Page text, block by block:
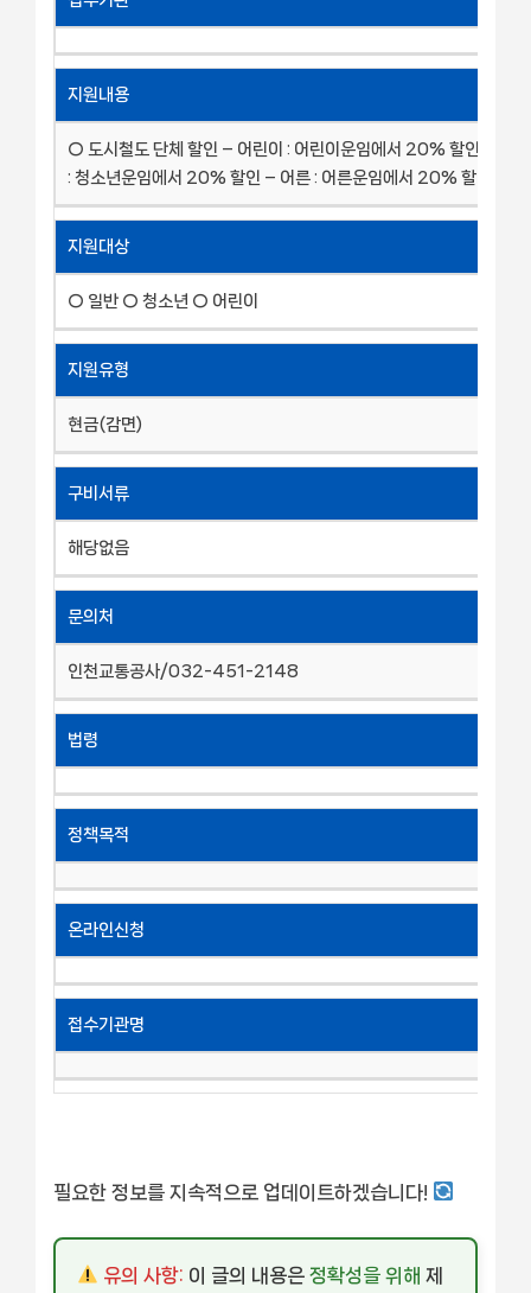
지원내용
○ 도시철도 단체 할인 – 어린이 : 어린이운임에서 20% 할인 – 청소
: 청소년운임에서 20% 할인 – 어른 : 어른운임에서 20% 할인
지원대상
○ 일반 ○ 청소년 ○ 어린이
지원유형
현금(감면)
구비서류
해당없음
문의처
인천교통공사/032-451-2148
법령
정책목적
온라인신청
접수기관명
필요한 정보를 지속적으로 업데이트하겠습니다!
유의 사항: 이 글의 내용은정확성을 위해 제